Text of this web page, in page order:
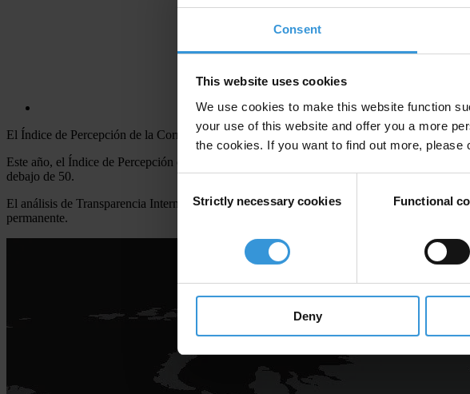
Consent
This website uses cookies
We use cookies to make this website function
your use of this website and offer you a more
the cookies. If you want to find out more, please
Selection
Strictly necessary cookies Functional
Deny
El Índice de Percepción de la Corrupción califica 180 países y territorios en base a la
Este año, el Índice de Percepción de la Corrupción dibuja unpaisaje sombrío. La mayoría
debajo de 50.
El análisis de Transparencia Internacional indica que la corrupción no solo socava la
permanente.